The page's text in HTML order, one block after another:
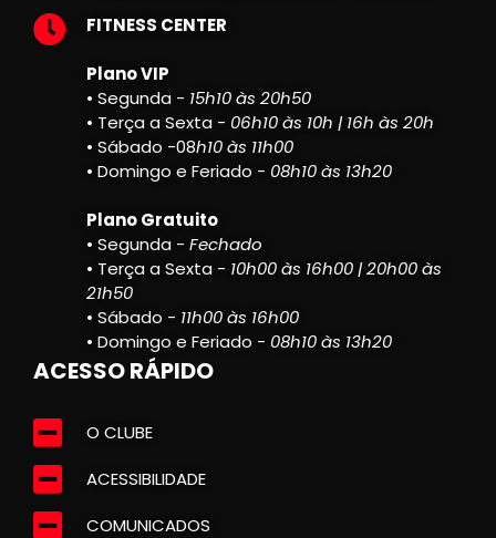
FITNESS CENTER
Plano VIP
• Segunda - 15h10 às 20h50
• Terça a Sexta - 06h10 às 10h | 16h às 20h
• Sábado -08h10 às 11h00
• Domingo e Feriado - 08h10 às 13h20
Plano Gratuito
• Segunda - Fechado
• Terça a Sexta - 10h00 às 16h00 | 20h00 às
21h50
• Sábado - 11h00 às 16h00
• Domingo e Feriado - 08h10 às 13h20
ACESSO RÁPIDO
O CLUBE
ACESSIBILIDADE
COMUNICADOS